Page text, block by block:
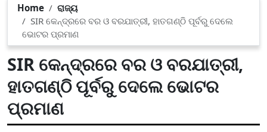
Home
ରାଜ୍ୟ
SIR କେନ୍ଦ୍ରରେ ବର ଓ ବରଯାତ୍ରୀ, ହାତଗଣ୍ଠି ପୂର୍ବରୁ ଦେଲେ
ଭୋଟର ପ୍ରମାଣ
SIR କେନ୍ଦ୍ରରେ ବର ଓ ବରଯାତ୍ରୀ,
ହାତଗଣ୍ଠି ପୂର୍ବରୁ ଦେଲେ ଭୋଟର
ପ୍ରମାଣ